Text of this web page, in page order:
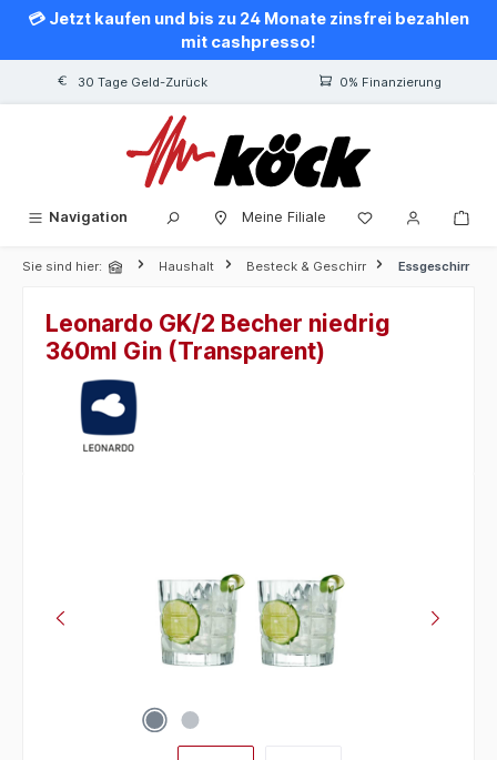
springen
💳 Jetzt kaufen und bis zu 24 Monate zinsfrei bezahlen
mit cashpresso!
30 Tage Geld-Zurück 0% Finanzierung
Navigation Meine Filiale
Sie sind hier: Haushalt Besteck & Geschirr Essgeschirr
Leonardo GK/2 Becher niedrig
360ml Gin (Transparent)